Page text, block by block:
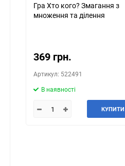
Гра Хто кого? Змагання з
множення та ділення
369 грн.
Артикул: 522491
В наявності
КУПИТИ